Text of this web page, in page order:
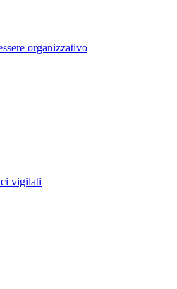
organizzativo
vigilati